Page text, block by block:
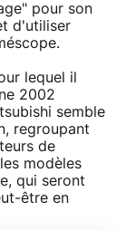
pour son
d'utiliser
lequel il
2002
semble
regroupant
de
modèles
qui seront
être en